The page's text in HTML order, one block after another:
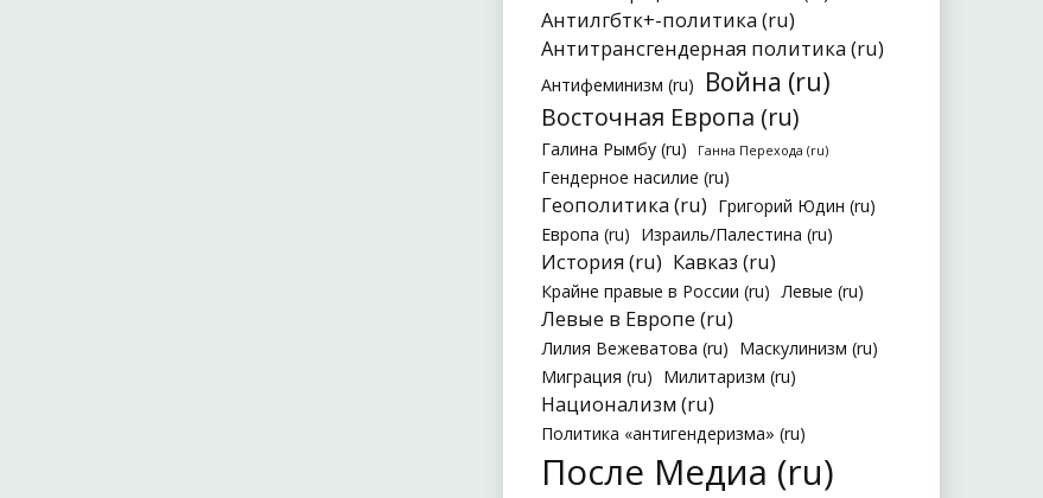
Антилгбтк+-политика (ru)
Антитрансгендерная политика (ru)
Антифеминизм (ru) Война (ru)
Восточная Европа (ru)
Галина Рымбу (ru) Ганна Перехода (ru)
Гендерное насилие (ru)
Геополитика (ru) Григорий Юдин (ru)
Европа (ru) Израиль/Палестина (ru)
История (ru) Кавказ (ru)
Крайне правые в России (ru) Левые (ru)
Левые в Европе (ru)
Лилия Вежеватова (ru) Маскулинизм (ru)
Миграция (ru) Милитаризм (ru)
Национализм (ru)
Политика «антигендеризма» (ru)
После Медиа (ru)